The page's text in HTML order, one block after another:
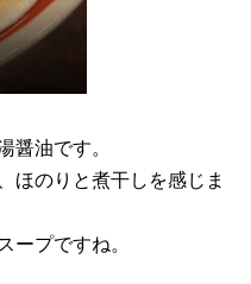
醤油です。
ほのりと煮干しを感じま
ープですね。